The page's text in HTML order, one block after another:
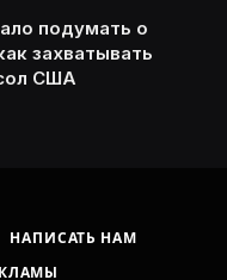
подумать о
захватывать
США
НАПИСАТЬ НАМ